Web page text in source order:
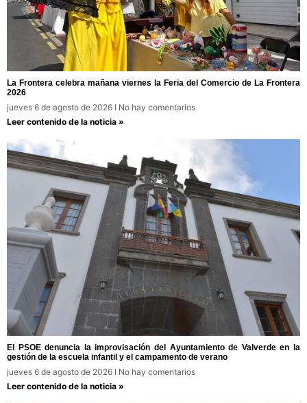
La Frontera celebra mañana viernes la Feria del Comercio de La Frontera
2026
jueves 6 de agosto de 2026
No hay comentarios
Leer contenido de la noticia »
El PSOE denuncia la improvisación del Ayuntamiento de Valverde en la
gestión de la escuela infantil y el campamento de verano
jueves 6 de agosto de 2026
No hay comentarios
Leer contenido de la noticia »